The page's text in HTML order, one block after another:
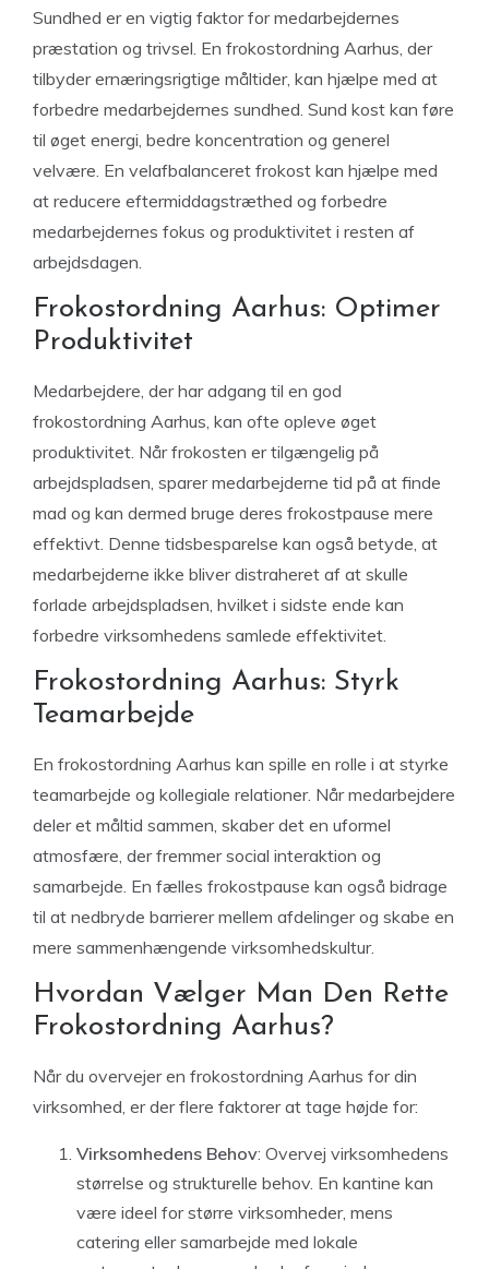
Sundhed er en vigtig faktor for medarbejdernes
præstation og trivsel. En frokostordning Aarhus, der
tilbyder ernæringsrigtige måltider, kan hjælpe med at
forbedre medarbejdernes sundhed. Sund kost kan føre
til øget energi, bedre koncentration og generel
velvære. En velafbalanceret frokost kan hjælpe med
at reducere eftermiddagstræthed og forbedre
medarbejdernes fokus og produktivitet i resten af
arbejdsdagen.
Frokostordning Aarhus: Optimer
Produktivitet
Medarbejdere, der har adgang til en god
frokostordning Aarhus, kan ofte opleve øget
produktivitet. Når frokosten er tilgængelig på
arbejdspladsen, sparer medarbejderne tid på at finde
mad og kan dermed bruge deres frokostpause mere
effektivt. Denne tidsbesparelse kan også betyde, at
medarbejderne ikke bliver distraheret af at skulle
forlade arbejdspladsen, hvilket i sidste ende kan
forbedre virksomhedens samlede effektivitet.
Frokostordning Aarhus: Styrk
Teamarbejde
En frokostordning Aarhus kan spille en rolle i at styrke
teamarbejde og kollegiale relationer. Når medarbejdere
deler et måltid sammen, skaber det en uformel
atmosfære, der fremmer social interaktion og
samarbejde. En fælles frokostpause kan også bidrage
til at nedbryde barrierer mellem afdelinger og skabe en
mere sammenhængende virksomhedskultur.
Hvordan Vælger Man Den Rette
Frokostordning Aarhus?
Når du overvejer en frokostordning Aarhus for din
virksomhed, er der flere faktorer at tage højde for:
Virksomhedens Behov: Overvej virksomhedens
størrelse og strukturelle behov. En kantine kan
være ideel for større virksomheder, mens
catering eller samarbejde med lokale